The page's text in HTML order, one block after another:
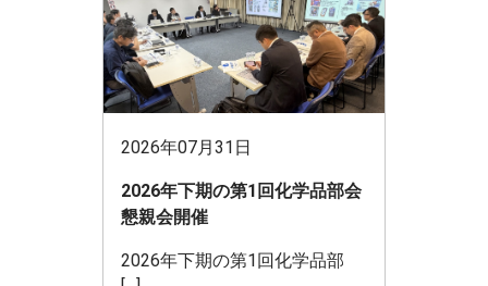
2026年07月31日
2026年下期の第1回化学品部会
懇親会開催
2026年下期の第1回化学品部